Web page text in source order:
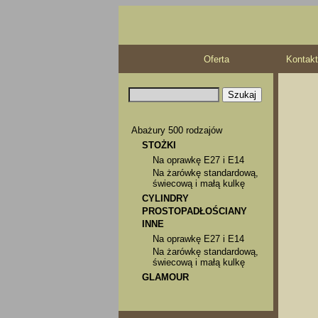
Oferta Kontakt
Abażury 500 rodzajów
STOŻKI
Na oprawkę E27 i E14
Na żarówkę standardową,
świecową i małą kulkę
CYLINDRY
PROSTOPADŁOŚCIANY
INNE
Na oprawkę E27 i E14
Na żarówkę standardową,
świecową i małą kulkę
GLAMOUR